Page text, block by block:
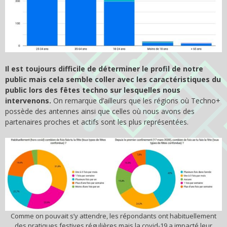
Il est toujours difficile de déterminer le profil de notre
public mais cela semble coller avec les caractéristiques du
public lors des fêtes techno sur lesquelles nous
intervenons. On remarque d’ailleurs que les régions où Techno+
possède des antennes ainsi que celles où nous avons des
partenaires proches et actifs sont les plus représentées.
Comme on pouvait s’y attendre, les répondants ont habituellement